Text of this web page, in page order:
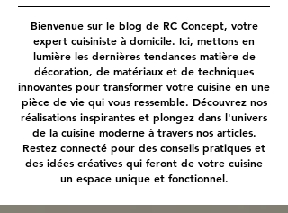
Bienvenue sur le blog de RC Concept, votre
expert cuisiniste à domicile. Ici, mettons en
lumière les dernières tendances matière de
décoration, de matériaux et de techniques
innovantes pour transformer votre cuisine en une
pièce de vie qui vous ressemble. Découvrez nos
réalisations inspirantes et plongez dans l'univers
de la cuisine moderne à travers nos articles.
Restez connecté pour des conseils pratiques et
des idées créatives qui feront de votre cuisine
un espace unique et fonctionnel.